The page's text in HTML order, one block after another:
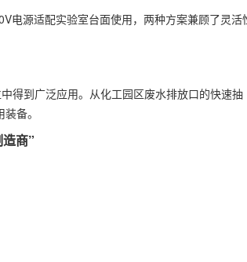
源适配实验室台面使用，两种方案兼顾了灵活
得到广泛应用。从化工园区废水排放口的快速抽
备。
商”